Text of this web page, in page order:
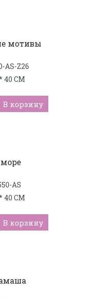
мотивы
AS-Z26
40 СМ
В корзину
AS
40 СМ
В корзину